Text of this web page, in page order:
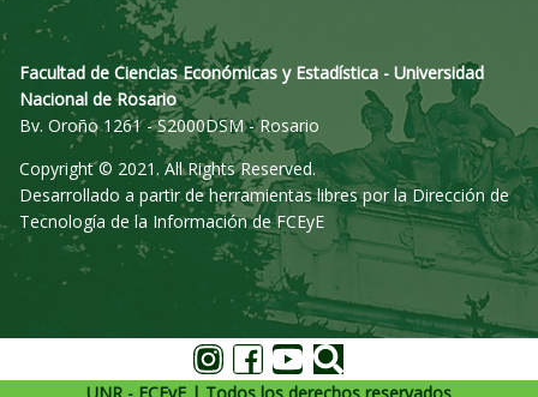
Facultad de Ciencias Económicas y Estadística - Universidad
Nacional de Rosario
Bv. Oroño 1261 - S2000DSM - Rosario
Copyright © 2021. All Rights Reserved.
Desarrollado a partir de herramientas libres por la Dirección de
Tecnología de la Información de FCEyE